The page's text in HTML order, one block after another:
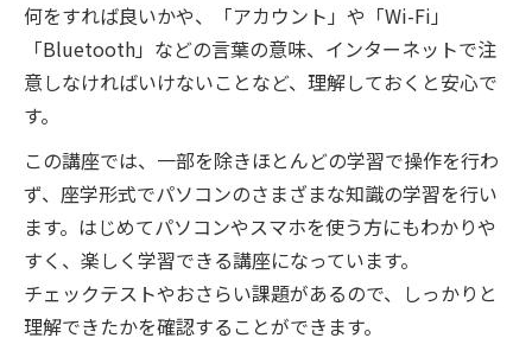
何をすれば良いかや、「アカウント」や「Wi-Fi」
「Bluetooth」などの言葉の意味、インターネットで注
意しなければいけないことなど、理解しておくと安心で
す。
この講座では、一部を除きほとんどの学習で操作を行わ
ず、座学形式でパソコンのさまざまな知識の学習を行い
ます。はじめてパソコンやスマホを使う方にもわかりや
すく、楽しく学習できる講座になっています。
チェックテストやおさらい課題があるので、しっかりと
理解できたかを確認することができます。